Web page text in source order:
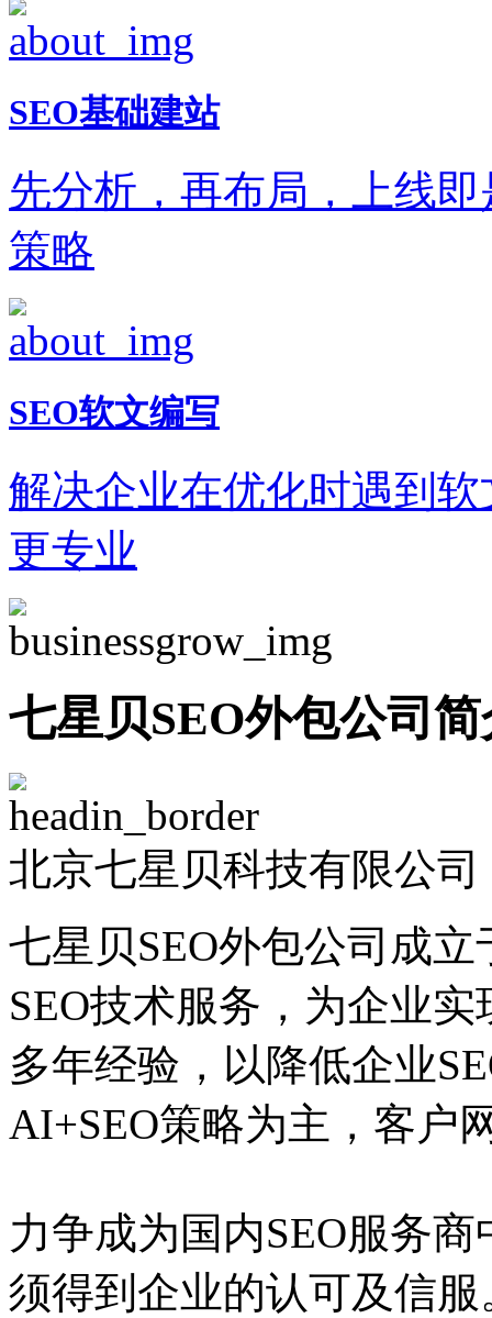
SEO基础建站
先分析，再布局，上线
策略
SEO软文编写
解决企业在优化时遇到
更专业
七星贝SEO外包公司简
北京七星贝科技有限公
七星贝SEO外包公司成
SEO技术服务，为企业
多年经验，以降低企业
AI+SEO策略为主，客户
力争成为国内SEO服务
须得到企业的认可及信服